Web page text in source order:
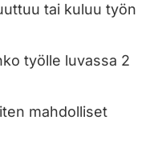
tai kuluu työn
työlle luvassa 2
mahdolliset